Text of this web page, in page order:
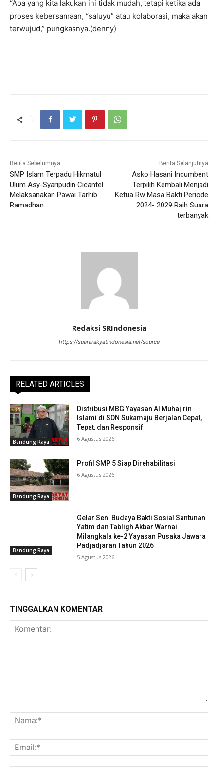
“Apa yang kita lakukan ini tidak mudah, tetapi ketika ada
proses kebersamaan, “saluyu” atau kolaborasi, maka akan
terwujud,” pungkasnya.(denny)
Berita Sebelumnya
SMP Islam Terpadu Hikmatul
Ulum Asy-Syaripudin Cicantel
Melaksanakan Pawai Tarhib
Ramadhan
Berita Selanjutnya
Asko Hasani Incumbent
Terpilih Kembali Menjadi
Ketua Rw Masa Bakti Periode
2024- 2029 Raih Suara
terbanyak
Redaksi SRIndonesia
https://suararakyatindonesia.net/source
RELATED ARTICLES
Bandung Raya
Distribusi MBG Yayasan Al Muhajirin
Islami di SDN Sukamaju Berjalan Cepat,
Tepat, dan Responsif
6 Agustus 2026
Bandung Raya
Profil SMP 5 Siap Direhabilitasi
6 Agustus 2026
Bandung Raya
Gelar Seni Budaya Bakti Sosial Santunan
Yatim dan Tabligh Akbar Warnai
Milangkala ke-2 Yayasan Pusaka Jawara
Padjadjaran Tahun 2026
5 Agustus 2026
TINGGALKAN KOMENTAR